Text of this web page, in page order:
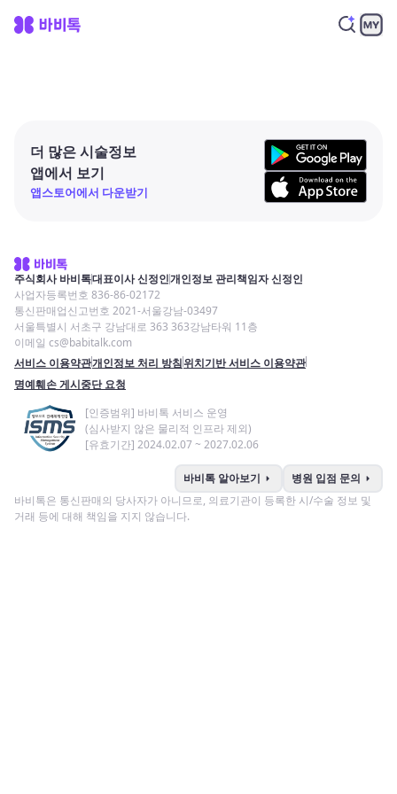
더 많은 시술정보
앱에서 보기
앱스토어에서 다운받기
주식회사 바비톡대표이사 신정인개인정보 관리책임자 신정인
사업자등록번호 836-86-02172
통신판매업신고번호 2021-서울강남-03497
서울특별시 서초구 강남대로 363 363강남타워 11층
이메일 cs@babitalk.com
서비스 이용약관개인정보 처리 방침위치기반 서비스 이용약관
명예훼손 게시중단 요청
[인증범위] 바비톡 서비스 운영
(심사받지 않은 물리적 인프라 제외)
[유효기간] 2024.02.07 ~ 2027.02.06
바비톡 알아보기 arrow_right 병원 입점 문의 arrow_right
바비톡은 통신판매의 당사자가 아니므로, 의료기관이 등록한 시/수술 정보 및
거래 등에 대해 책임을 지지 않습니다.